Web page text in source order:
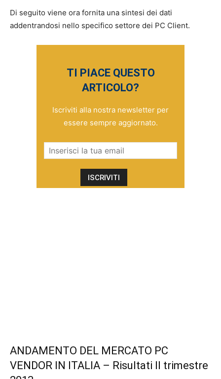
Di seguito viene ora fornita una sintesi dei dati
addentrandosi nello specifico settore dei PC Client.
TI PIACE QUESTO
ARTICOLO?
Iscriviti alla nostra newsletter per
essere sempre aggiornato.
ANDAMENTO DEL MERCATO PC
VENDOR IN ITALIA – Risultati II trimestre